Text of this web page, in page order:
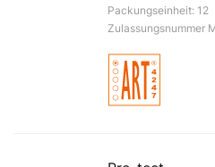
Packungseinheit: 12
Zulassungsnummer